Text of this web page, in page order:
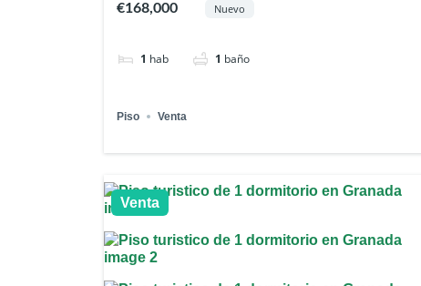
€168,000 Nuevo
1 hab 1 baño
Piso Venta
Venta